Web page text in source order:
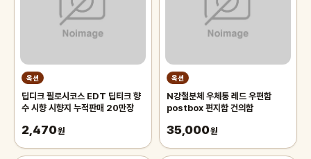
옥션
딥디크 필로시코스 EDT 딥티크 향
수 시향 시향지 누적판매 20만장
2,470원
옥션
N강철분체 우체통 레드 우편함
postbox 편지함 건의함
35,000원